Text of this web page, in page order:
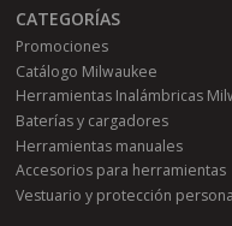
CATEGORÍAS
Promociones
Catálogo Milwaukee
Herramientas Inalámbricas
Baterías y cargadores
Herramientas manuales
Accesorios para herramientas
Vestuario y protección